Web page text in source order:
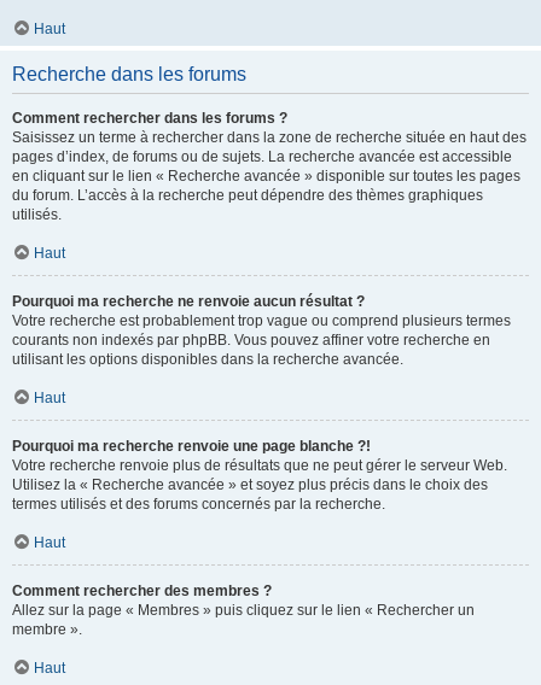
Haut
Recherche dans les forums
Comment rechercher dans les forums ?
Saisissez un terme à rechercher dans la zone de recherche située en haut des
pages d’index, de forums ou de sujets. La recherche avancée est accessible
en cliquant sur le lien « Recherche avancée » disponible sur toutes les pages
du forum. L’accès à la recherche peut dépendre des thèmes graphiques
utilisés.
Haut
Pourquoi ma recherche ne renvoie aucun résultat ?
Votre recherche est probablement trop vague ou comprend plusieurs termes
courants non indexés par phpBB. Vous pouvez affiner votre recherche en
utilisant les options disponibles dans la recherche avancée.
Haut
Pourquoi ma recherche renvoie une page blanche ?!
Votre recherche renvoie plus de résultats que ne peut gérer le serveur Web.
Utilisez la « Recherche avancée » et soyez plus précis dans le choix des
termes utilisés et des forums concernés par la recherche.
Haut
Comment rechercher des membres ?
Allez sur la page « Membres » puis cliquez sur le lien « Rechercher un
membre ».
Haut